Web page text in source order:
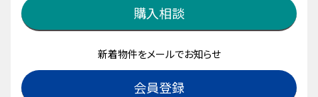
購入相談
新着物件をメールでお知らせ
会員登録